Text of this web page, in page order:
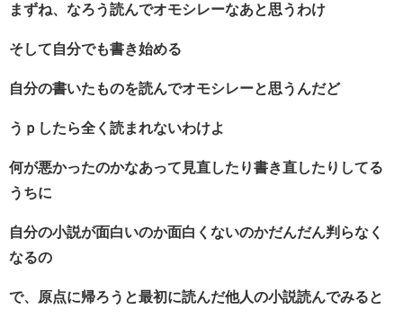
まずね、なろう読んでオモシレーなあと思うわけ
そして自分でも書き始める
自分の書いたものを読んでオモシレーと思うんだど
うｐしたら全く読まれないわけよ
何が悪かったのかなあって見直したり書き直したりしてる
うちに
自分の小説が面白いのか面白くないのかだんだん判らなく
なるの
で、原点に帰ろうと最初に読んだ他人の小説読んでみると